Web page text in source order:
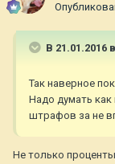
В 21.01.2016
Так наверное
Надо думать как
штрафов за не
Не только